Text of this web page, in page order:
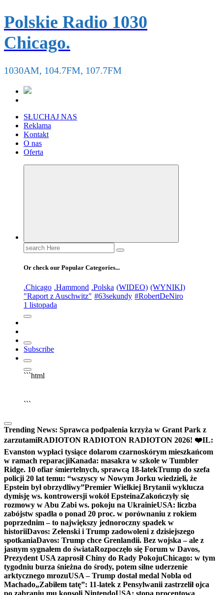
Polskie Radio 1030
Chicago.
1030AM, 104.7FM, 107.7FM
SŁUCHAJ NAS
Reklama
Kontakt
O nas
Oferta
Search
for:
Or check our Popular Categories...
.Chicago .Hammond .Polska (WIDEO) (WYNIKI)
"Raport z Auschwitz" #63sekundy #RobertDeNiro
1 listopada
Subscribe
```html
```
Trending News: Sprawca podpalenia krzyża w Grant Park z
zarzutamiRADIOTON RADIOTON RADIOTON 2026! ❤️IL:
Evanston wypłaci tysiące dolarom czarnoskórym mieszkańcom
w ramach reparacjiKanada: masakra w szkole w Tumbler
Ridge. 10 ofiar śmiertelnych, sprawcą 18-latekTrump do szefa
policji 20 lat temu: “wszyscy w Nowym Jorku wiedzieli, że
Epstein był obrzydliwy”Premier Wielkiej Brytanii wyklucza
dymisję ws. kontrowersji wokół EpsteinaZakończyły się
rozmowy w Abu Zabi ws. pokoju na UkrainieUSA: liczba
zabójstw spadła o ponad 20 proc. w porównaniu z rokiem
poprzednim – to największy jednoroczny spadek w
historiiDavos: Zełenski i Trump zadowoleni z dzisiejszego
spotkaniaDavos: Trump chce Grenlandii. Bez wojska – ale z
jasnym sygnałem do świataRozpoczęło się Forum w Davos,
Prezydent USA zaprosił Chiny do Rady PokojuChicago: w tym
tygodniu burza śnieżna do środy, potem silne uderzenie
arktycznego mrozuUSA – Trump dostał medal Nobla od
Machado„Zabiłem tatę”: 11-latek z Pensylwanii zastrzelił ojca
po zabraniu mu konsoli NintendoUSA: stopa procentowa